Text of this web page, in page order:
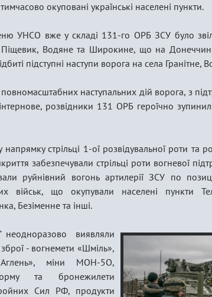
окуповані українські населені пункти.
УНСО вже у складі 131-го ОРБ ЗСУ було
Піщевик, Водяне та Широкине, що на
підступні наступи ворога на села Гранітне,
наступальних дій ворога, з
розвідники 131 ОРБ героїчно
стрільці 1-ої розвідувальної роти та
забезпечували стрільці роти вогневої
руйнівний вогонь артилерії ЗСУ по
військ, що окупували населені пункти
Безіменне та інші.
неодноразово виявляли
зброї - вогнемети «Шміль»,
міни МОН-5О,
та бронежилети
Сил РФ, продукти